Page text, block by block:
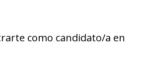
como candidato/a en